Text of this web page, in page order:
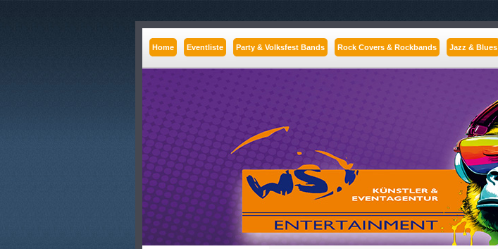
Home Eventliste Party & Volksfest Bands Rock Covers & Rockbands Jazz & Blues